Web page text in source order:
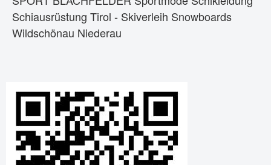
Schiausrüstung Tirol - Skiverleih Snowboards
Wildschönau Niederau